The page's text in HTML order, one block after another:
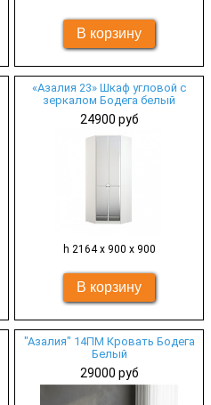
«Азалия 23» Шкаф угловой с
зеркалом Бодега белый
24900 руб
h 2164 х 900 х 900
"Азалия" 14ПМ Кровать Бодега
Белый
29000 руб